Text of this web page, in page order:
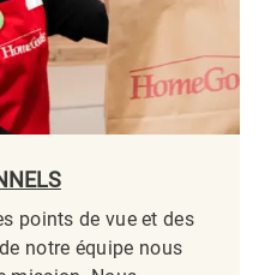
points de vue et des
notre équipe nous